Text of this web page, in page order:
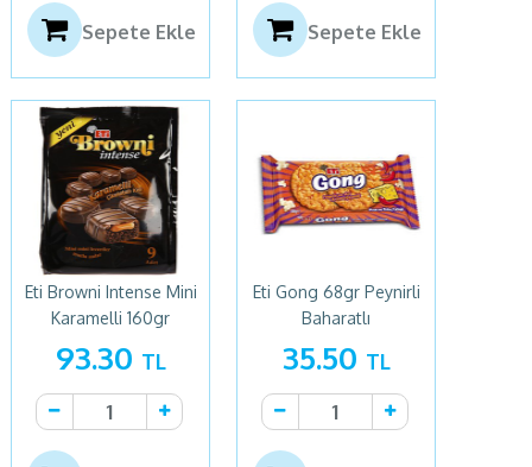
Sepete Ekle Sepete Ekle
Eti Browni Intense Mini
Karamelli 160gr
93.30 TL
Eti Gong 68gr Peynirli
Baharatlı
35.50 TL